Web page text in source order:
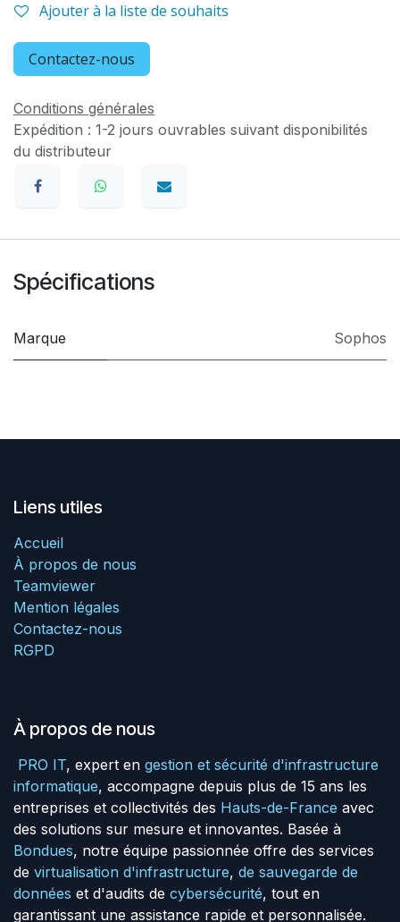
Ajouter à la liste de souhaits
Contactez-nous
Conditions générales
Expédition : 1-2 jours ouvrables suivant disponibilités
du distributeur
Spécifications
Marque Sophos
Liens utiles
Accueil
À propos de nous
Teamviewer
Mention légales
Contactez-nous
RGPD
À propos de nous
PRO IT, expert en gestion et sécurité d'infrastructure
informatique, accompagne depuis plus de 15 ans les
entreprises et collectivités des Hauts-de-France avec
des solutions sur mesure et innovantes. Basée à
Bondues, notre équipe passionnée offre des services
de virtualisation d'infrastructure, de sauvegarde de
données et d'audits de cybersécurité, tout en
garantissant une assistance rapide et personnalisée.